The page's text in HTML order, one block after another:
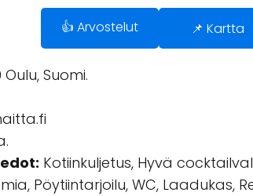
👍 Arvostelut 📌 Kartta
Suomi.
Kotiinkuljetus, Hyvä
Pöytiintarjoilu, WC, Laadukas,